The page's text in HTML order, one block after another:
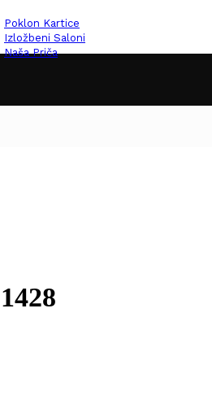
Poklon Kartice
Izložbeni Saloni
Naša Priča